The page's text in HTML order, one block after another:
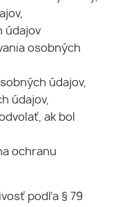
údajov
osobných
údajov,
údajov,
ak bol
ochranu
podľa § 79